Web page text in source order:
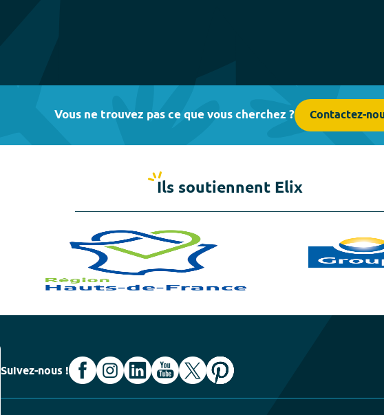
Vous ne trouvez pas ce que vous cherchez ? Contactez-
Ils soutiennent Elix
Suivez-nous !